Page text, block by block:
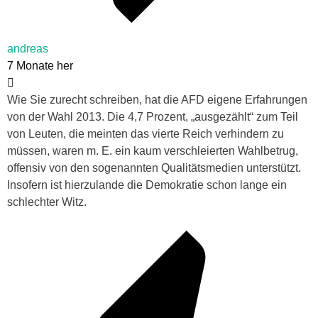
andreas
7 Monate her
Wie Sie zurecht schreiben, hat die AFD eigene Erfahrungen
von der Wahl 2013. Die 4,7 Prozent, „ausgezählt“ zum Teil
von Leuten, die meinten das vierte Reich verhindern zu
müssen, waren m. E. ein kaum verschleierten Wahlbetrug,
offensiv von den sogenannten Qualitätsmedien unterstützt.
Insofern ist hierzulande die Demokratie schon lange ein
schlechter Witz.